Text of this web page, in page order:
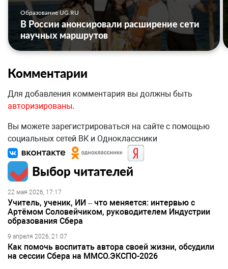
Образование UG.RU
В России анонсировали расширение сети
научных маршрутов
Комментарии
Для добавления комментария вы должны быть
авторизированы.
Вы можете зарегистрироваться на сайте с помощью
социальных сетей ВК и Одноклассники
Выбор читателей
22 мая 2026, 17:17
Учитель, ученик, ИИ – что меняется: интервью с
Артёмом Соловейчиком, руководителем Индустрии
образования Сбера
9 апреля 2026, 21:07
Как помочь воспитать автора своей жизни, обсудили
на сессии Сбера на ММСО.ЭКСПО-2026